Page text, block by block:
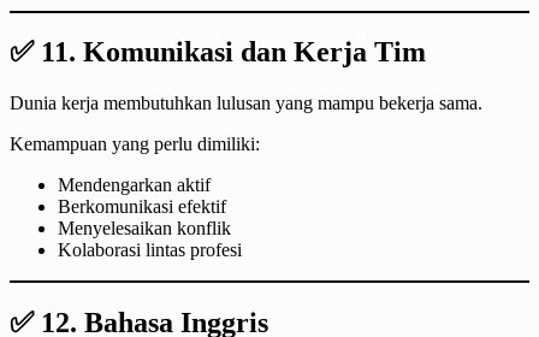
✅ 11. Komunikasi dan Kerja Tim
Dunia kerja membutuhkan lulusan yang mampu bekerja sama.
Kemampuan yang perlu dimiliki:
Mendengarkan aktif
Berkomunikasi efektif
Menyelesaikan konflik
Kolaborasi lintas profesi
✅ 12. Bahasa Inggris